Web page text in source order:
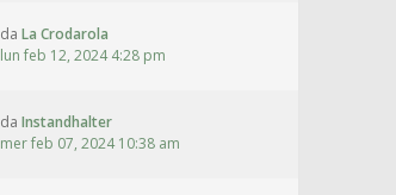
da La Crodarola
lun feb 12, 2024 4:28 pm
da Instandhalter
mer feb 07, 2024 10:38 am